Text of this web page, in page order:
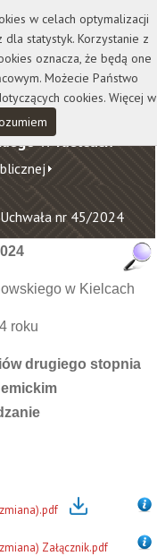
Wydawnictwo
w Kielcach
Uchwała nr 45/2024
w Kielcach
roku
drugiego stopnia
Załącznik.pdf
w celach optymalizacji
statystyk. Korzystanie z
oznacza, że będą one
Możecie Państwo
cookies. Więcej w